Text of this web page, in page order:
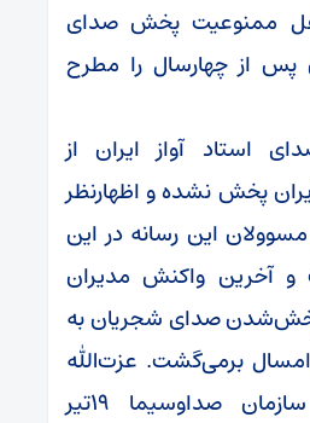
ممنوعیت پخش صدای
از چهارسال را مطرح
استاد آواز ایران از
پخش نشده و اظهارنظر
این رسانه در این
آخرین واکنش مدیران
پخش‌شدن صدای شجریان به
برمی‌گشت. عزت‌الله
ضرغامی، رییس سازمان صداوسیما ۱۹تیر